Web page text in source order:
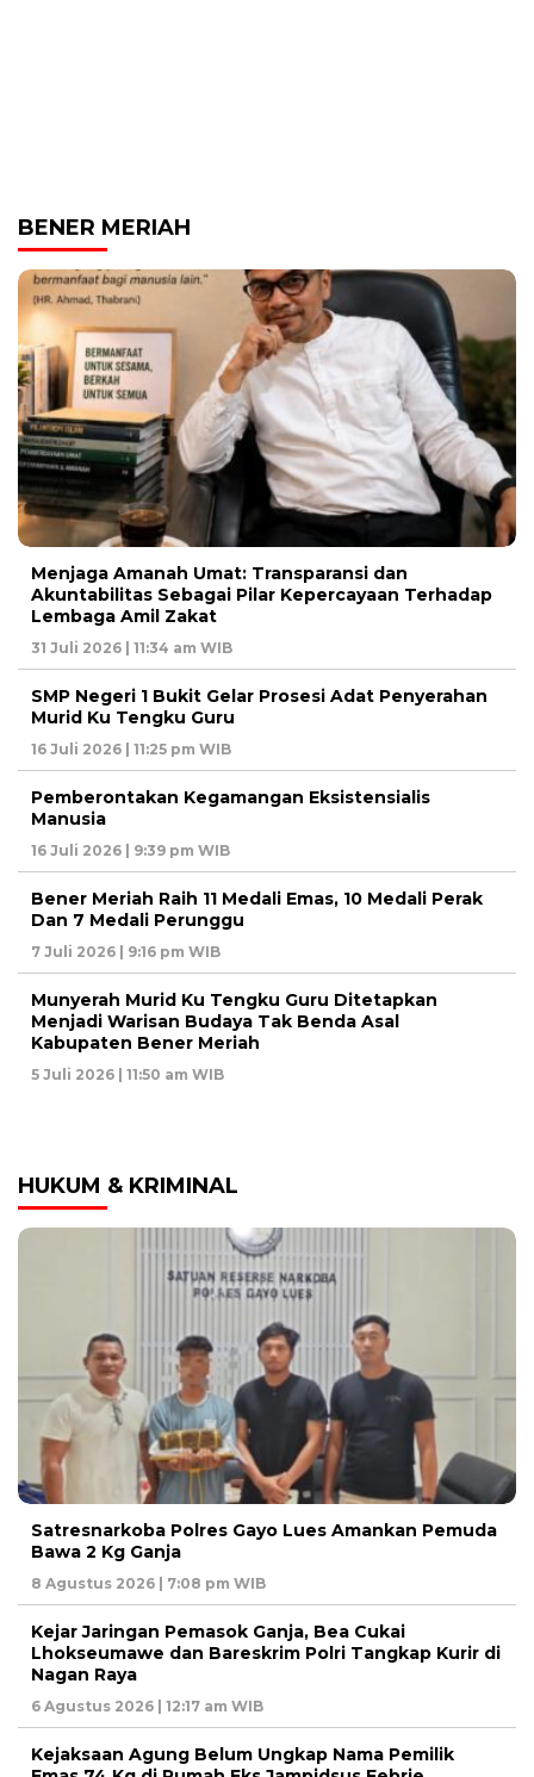
BENER MERIAH
Menjaga Amanah Umat: Transparansi dan
Akuntabilitas Sebagai Pilar Kepercayaan Terhadap
Lembaga Amil Zakat
31 Juli 2026 | 11:34 am WIB
SMP Negeri 1 Bukit Gelar Prosesi Adat Penyerahan
Murid Ku Tengku Guru
16 Juli 2026 | 11:25 pm WIB
Pemberontakan Kegamangan Eksistensialis
Manusia
16 Juli 2026 | 9:39 pm WIB
Bener Meriah Raih 11 Medali Emas, 10 Medali Perak
Dan 7 Medali Perunggu
7 Juli 2026 | 9:16 pm WIB
Munyerah Murid Ku Tengku Guru Ditetapkan
Menjadi Warisan Budaya Tak Benda Asal
Kabupaten Bener Meriah
5 Juli 2026 | 11:50 am WIB
HUKUM & KRIMINAL
Satresnarkoba Polres Gayo Lues Amankan Pemuda
Bawa 2 Kg Ganja
8 Agustus 2026 | 7:08 pm WIB
Kejar Jaringan Pemasok Ganja, Bea Cukai
Lhokseumawe dan Bareskrim Polri Tangkap Kurir di
Nagan Raya
6 Agustus 2026 | 12:17 am WIB
Kejaksaan Agung Belum Ungkap Nama Pemilik